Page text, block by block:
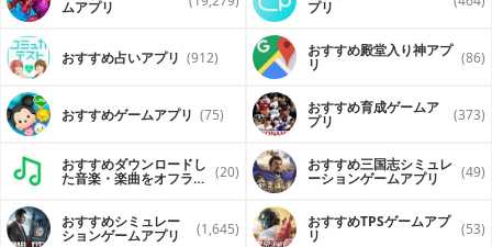
きなだけ描けるよ！
＊＊＊＊＊＊＊＊＊＊＊＊＊＊＊＊
い機能がございましたらレビュー欄にお願いいたします。
ムアプリ プリ
おすすめ占いアプリ (912) おすすめ殿堂入り神アプ
リ (86)
おすすめゲームアプリ (75) おすすめ育成ゲームア
プリ (373)
おすすめダウンロードし
た音楽・楽曲をオフライ (20) おすすめ三国志シミュレ
ーションゲームアプリ (49)
おすすめシミュレー
ションゲームアプリ (1,645) おすすめTPSゲームアプ
リ (53)